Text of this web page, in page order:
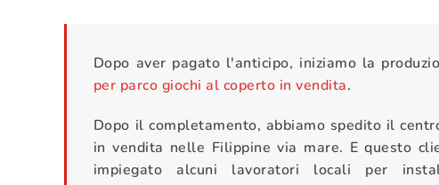
Dopo aver pagato l'anticipo, iniziamo la
per parco giochi al coperto in vendita
Dopo il completamento, abbiamo spedito il
in vendita nelle Filippine via mare. E questo
impiegato alcuni lavoratori locali per